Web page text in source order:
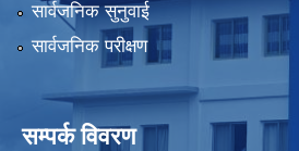
सार्वजनिक सुनुवाई
सार्वजनिक परीक्षण
सम्पर्क विवरण